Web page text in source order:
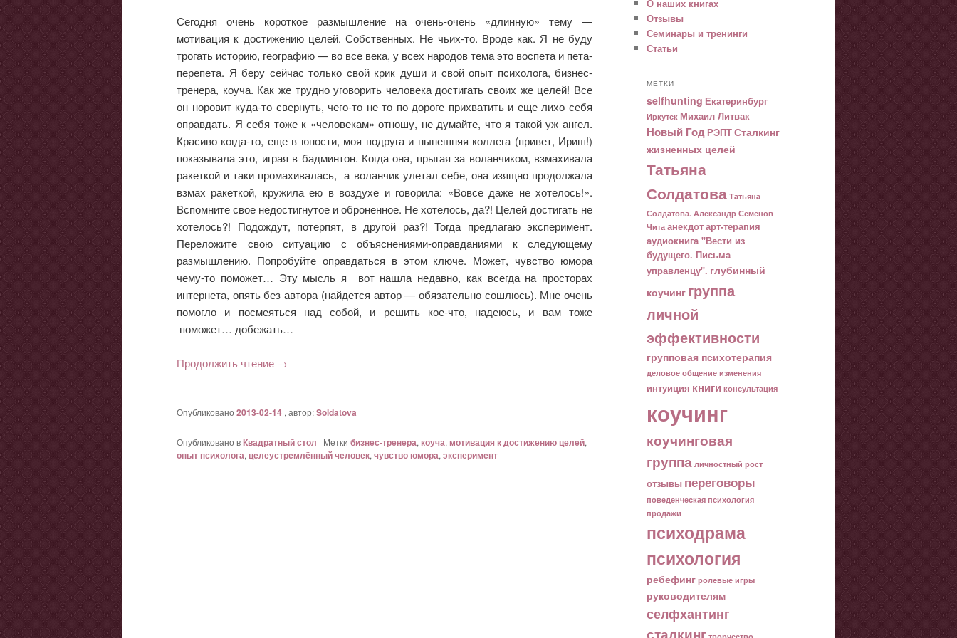
Сегодня очень короткое размышление на очень-очень «длинную» тему —
мотивация к достижению целей. Собственных. Не чьих-то. Вроде как. Я не буду
трогать историю, географию — во все века, у всех народов тема это воспета и пета-
перепета. Я беру сейчас только свой крик души и свой опыт психолога, бизнес-
тренера, коуча. Как же трудно уговорить человека достигать своих же целей! Все
он норовит куда-то свернуть, чего-то не то по дороге прихватить и еще лихо себя
оправдать. Я себя тоже к «человекам» отношу, не думайте, что я такой уж ангел.
Красиво когда-то, еще в юности, моя подруга и нынешняя коллега (привет, Ириш!)
показывала это, играя в бадминтон. Когда она, прыгая за воланчиком, взмахивала
ракеткой и таки промахивалась, а воланчик улетал себе, она изящно продолжала
взмах ракеткой, кружила ею в воздухе и говорила: «Вовсе даже не хотелось!».
Вспомните свое недостигнутое и оброненное. Не хотелось, да?! Целей достигать не
хотелось?! Подождут, потерпят, в другой раз?! Тогда предлагаю эксперимент.
Переложите свою ситуацию с объяснениями-оправданиями к следующему
размышлению. Попробуйте оправдаться в этом ключе. Может, чувство юмора
чему-то поможет… Эту мысль я вот нашла недавно, как всегда на просторах
интернета, опять без автора (найдется автор — обязательно сошлюсь). Мне очень
помогло и посмеяться над собой, и решить кое-что, надеюсь, и вам тоже
поможет… добежать…
Продолжить чтение →
Опубликовано 2013-02-14 , автор:Soldatova
Опубликовано вКвадратный стол | Метки бизнес-тренера, коуча, мотивация к достижению целей,
опыт психолога, целеустремлённый человек, чувство юмора, эксперимент
О наших книгах
Отзывы
Семинары и тренинги
Статьи
МЕТКИ
selfhunting Екатеринбург
Иркутск Михаил Литвак
Новый Год РЭПТСталкинг
жизненных целей
Татьяна
Солдатова Татьяна
Солдатова. Александр Семенов
Чита анекдотарт-терапия
аудиокнига "Вести из
будущего. Письма
управленцу". глубинный
коучинг группа
личной
эффективности
групповая психотерапия
деловое общение изменения
интуиция книги консультация
коучинг
коучинговая
группа личностный рост
отзывы переговоры
поведенческая психология
продажи
психодрама
психология
ребефинг ролевые игры
руководителям
селфхантинг